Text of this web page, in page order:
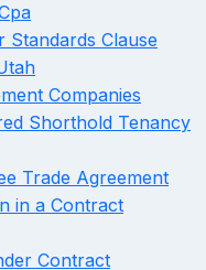
Standards Clause
Companies
Shorthold Tenancy
Trade Agreement
in a Contract
Contract